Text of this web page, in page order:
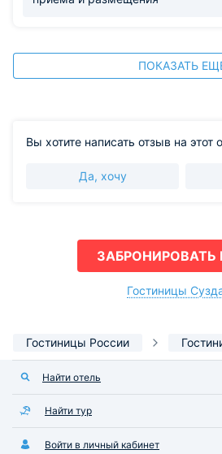
ПОКАЗАТЬ
Вы хотите написать отзыв на этот
Да, хочу
ЗАБРОНИРОВАТЬ
Гостиницы
Гостиницы России
Найти отель
Найти тур
Войти в личный кабинет